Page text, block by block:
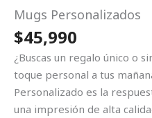
Mugs Personalizados
$45,990
¿Buscas un regalo único o
toque personal a tus
Personalizado es la
una impresión de alta